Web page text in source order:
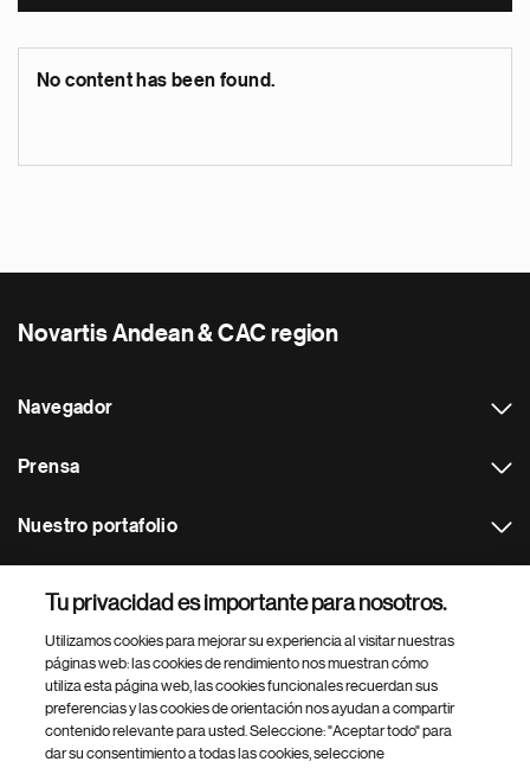
No content has been found.
Novartis Andean & CAC region
Navegador
Prensa
Nuestro portafolio
Footer Site Search
Tu privacidad es importante para nosotros.
Utilizamos cookies para mejorar su experiencia al visitar nuestras
páginas web: las cookies de rendimiento nos muestran cómo
utiliza esta página web, las cookies funcionales recuerdan sus
preferencias y las cookies de orientación nos ayudan a compartir
contenido relevante para usted. Seleccione: "Aceptar todo" para
dar su consentimiento a todas las cookies, seleccione